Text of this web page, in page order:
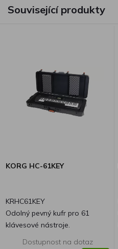
Související produkty
KORG HC-61KEY
KRHC61KEY
Odolný pevný kufr pro 61
klávesové nástroje.
Dostupnost na dotaz